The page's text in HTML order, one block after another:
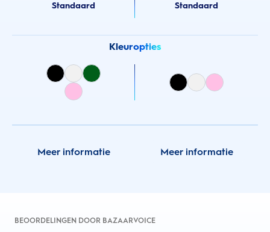
Standaard Standaard
Kleuropties
Meer informatie Meer informatie
BEOORDELINGEN DOOR BAZAARVOICE